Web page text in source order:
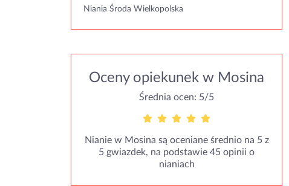
Niania Środa Wielkopolska
Oceny opiekunek w Mosina
Średnia ocen: 5/5
Nianie w Mosina są oceniane średnio na 5 z
5 gwiazdek, na podstawie 45 opinii o
nianiach